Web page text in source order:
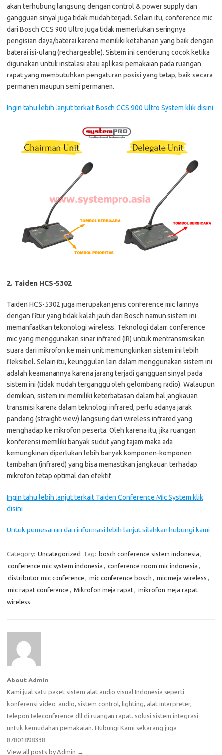
akan terhubung langsung dengan control & power supply dan
gangguan sinyal juga tidak mudah terjadi. Selain itu, conference mic
dari Bosch CCS 900 Ultro juga tidak memerlukan seringnya
pengisian daya/baterai karena memiliki ketahanan yang baik dengan
baterai isi-ulang (rechargeable). Sistem ini cenderung cocok ketika
digunakan untuk instalasi atau aplikasi pemakaian pada ruangan
rapat yang membutuhkan pengaturan posisi yang tetap, baik secara
permanen maupun semi permanen.
Ingin tahu lebih lanjut terkait Bosch CCS 900 Ultro System klik disini
2. Taiden HCS-5302
Taiden HCS-5302 juga merupakan jenis conference mic lainnya
dengan fitur yang tidak kalah jauh dari Bosch namun sistem ini
memanfaatkan tekonologi wireless. Teknologi dalam conference
mic yang menggunakan sinar infrared (IR) untuk mentransmisikan
suara dari mikrofon ke main unit memungkinkan sistem ini lebih
fleksibel. Selain itu, keunggulan lain dalam menggunakan sistem ini
adalah keamanannya karena jarang terjadi gangguan sinyal pada
sistem ini (tidak mudah terganggu oleh gelombang radio). Walaupun
demikian, sistem ini memiliki keterbatasan dalam hal jangkauan
transmisi karena dalam teknologi infrared, perlu adanya jarak
pandang (straight-view) langsung dari wireless infrared yang
menghadap ke mikrofon peserta. Oleh karena itu, jika ruangan
konferensi memiliki banyak sudut yang tajam maka ada
kemungkinan diperlukan lebih banyak komponen-komponen
tambahan (infrared) yang bisa memastikan jangkauan terhadap
mikrofon tetap optimal dan efektif.
Ingin tahu lebih lanjut terkait Taiden Conference Mic System klik
disini
Untuk pemesanan dan informasi lebih lanjut silahkan hubungi kami
Category: Uncategorized Tag: bosch conference sistem indonesia ,
conference mic system indonesia , conference room mic indonesia ,
distributor mic conference , mic conference bosch , mic meja wireless ,
mic rapat conference , Mikrofon meja rapat, mikrofon meja rapat
wireless
About Admin
Kami jual satu paket sistem alat audio visual Indonesia seperti
konferensi video, audio, sistem control, lighting, alat interpreter,
telepon teleconference dll di ruangan rapat. solusi sistem integrasi
untuk kemudahan pemakaian. Hubungi Kami sekarang juga
87801898338
View all posts by Admin →